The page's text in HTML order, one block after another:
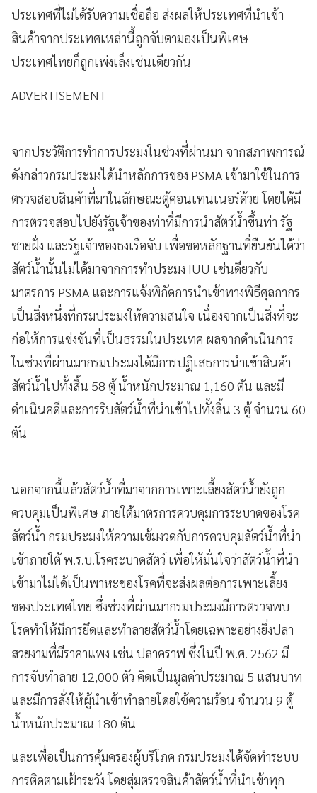
ประเทศที่ไม่ได้รับความเชื่อถือ ส่งผลให้ประเทศที่นำเข้า
สินค้าจากประเทศเหล่านี้ถูกจับตามองเป็นพิเศษ
ประเทศไทยก็ถูกเพ่งเล็งเช่นเดียวกัน
ADVERTISEMENT
จากประวัติการทำการประมงในช่วงที่ผ่านมา จากสภาพการณ์
ดังกล่าวกรมประมงได้นำหลักการของ PSMA เข้ามาใช้ในการ
ตรวจสอบสินค้าที่มาในลักษณะตู้คอนเทนเนอร์ด้วย โดยได้มี
การตรวจสอบไปยังรัฐเจ้าของท่าที่มีการนำสัตว์น้ำขึ้นท่า รัฐ
ชายฝั่ง และรัฐเจ้าของธงเรือจับ เพื่อขอหลักฐานที่ยืนยันได้ว่า
สัตว์น้ำนั้นไม่ได้มาจากการทำประมง IUU เช่นดียวกับ
มาตรการ PSMA และการแจ้งพิกัดการนำเข้าทางพิธีศุลกากร
เป็นสิ่งหนึ่งที่กรมประมงให้ความสนใจ เนื่องจากเป็นสิ่งที่จะ
ก่อให้การแข่งขันที่เป็นธรรมในประเทศ ผลจากดำเนินการ
ในช่วงที่ผ่านมากรมประมงได้มีการปฏิเสธการนำเข้าสินค้า
สัตว์น้ำไปทั้งสิ้น 58 ตู้ น้ำหนักประมาณ 1,160 ตัน และมี
ดำเนินคดีและการริบสัตว์น้ำที่นำเข้าไปทั้งสิ้น 3 ตู้ จำนวน 60
ตัน
นอกจากนี้แล้วสัตว์น้ำที่มาจากการเพาะเลี้ยงสัตว์น้ำยังถูก
ควบคุมเป็นพิเศษ ภายใต้มาตรการควบคุมการระบาดของโรค
สัตว์น้ำ กรมประมงให้ความเข้มงวดกับการควบคุมสัตว์น้ำที่นำ
เข้าภายใต้ พ.ร.บ.โรคระบาดสัตว์ เพื่อให้มั่นใจว่าสัตว์น้ำที่นำ
เข้ามาไม่ได้เป็นพาหะของโรคที่จะส่งผลต่อการเพาะเลี้ยง
ของประเทศไทย ซึ่งช่วงที่ผ่านมากรมประมงมีการตรวจพบ
โรคทำให้มีการยึดและทำลายสัตว์น้ำโดยเฉพาะอย่างยิ่งปลา
สวยงามที่มีราคาแพง เช่น ปลาคราฟ ซึ่งในปี พ.ศ. 2562 มี
การจับทำลาย 12,000 ตัว คิดเป็นมูลค่าประมาณ 5 แสนบาท
และมีการสั่งให้ผู้นำเข้าทำลายโดยใช้ความร้อน จำนวน 9 ตู้
น้ำหนักประมาณ 180 ตัน
และเพื่อเป็นการคุ้มครองผู้บริโภค กรมประมงได้จัดทำระบบ
การติดตามเฝ้าระวัง โดยสุ่มตรวจสินค้าสัตว์น้ำที่นำเข้าทุก